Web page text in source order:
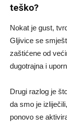
teško?
Nokat je gust,
Gljivice se
zaštićene od
dugotrajna i
Drugi razlog je
da smo je
ponovo se